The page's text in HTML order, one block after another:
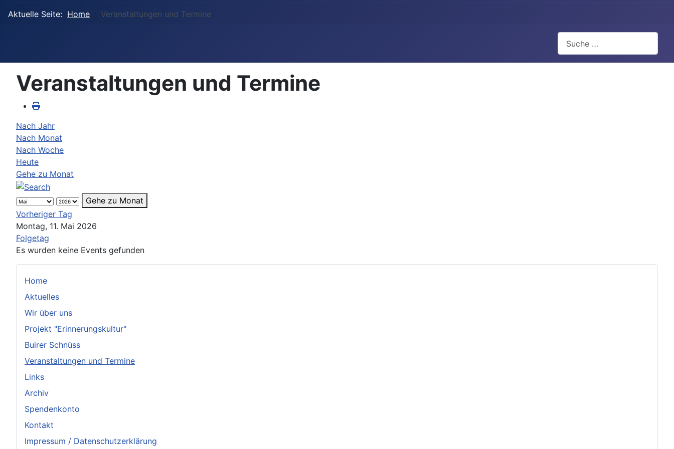
Aktuelle Seite: Home Veranstaltungen und Termine
Home
Aktuelles
Wir über uns
Projekt "Erinnerungskultur"
Buirer Schnüss
Veranstaltungen und Termine
Links
Archiv
Spendenkonto
Kontakt
Impressum / Datenschutzerklärung
Veranstaltungen und Termine
Nach Jahr
Nach Monat
Nach Woche
Heute
Gehe zu Monat
Gehe zu Monat
Vorheriger Tag
Montag, 11. Mai 2026
Folgetag
Es wurden keine Events gefunden